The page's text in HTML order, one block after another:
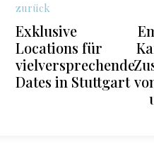
zurück
Exklusive
Locations für
vielversprechende
Dates in Stuttgart